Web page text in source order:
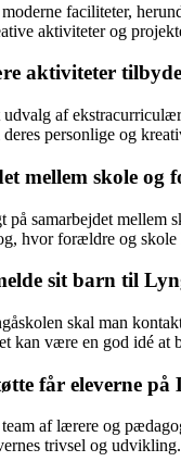
faciliteter,
aktiviteter og
aktiviteter
af
personlige og
mellem skole og
samarbejdet mellem
hvor forældre og skole
sit barn til
skal man
kan være en god idé at
får eleverne på
af lærere og
trivsel og udvikling.